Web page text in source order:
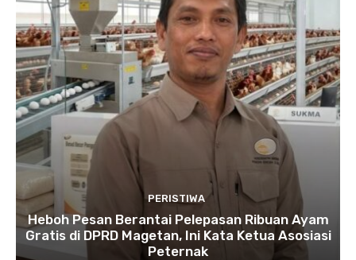
PERISTIWA
Heboh Pesan Berantai Pelepasan Ribuan Ayam
Gratis di DPRD Magetan, Ini Kata Ketua Asosiasi
Peternak